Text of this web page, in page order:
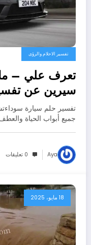
تفسير الاحلام والرؤى
سيرين عن
الفخمة؟ –
تفسير حلم سيارة
جميع أبواب الحياة
Aya 0 تعليقات
18 مايو، 2025